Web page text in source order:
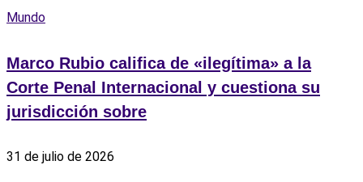
Mundo
Marco Rubio califica de «ilegítima» a la
Corte Penal Internacional y cuestiona su
jurisdicción sobre
31 de julio de 2026